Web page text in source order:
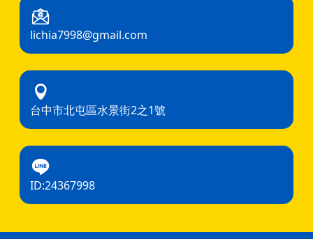
lichia7998@gmail.com
台中市北屯區水景街2之1號
ID:24367998